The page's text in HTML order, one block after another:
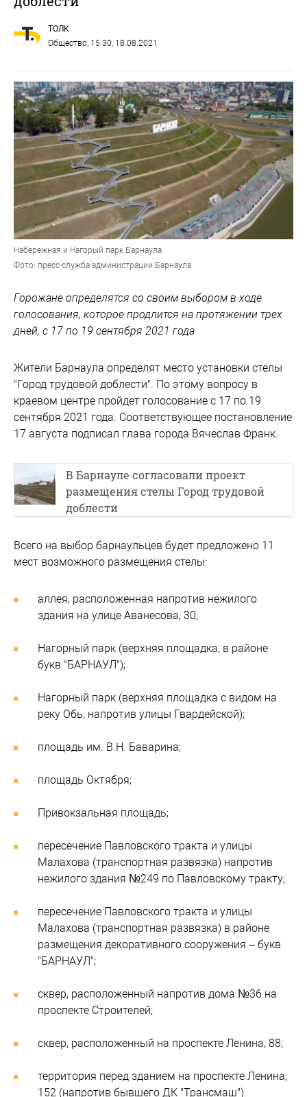
ТОЛК
Общество, 15:30, 18.08.2021
Набережная и Нагорый парк Барнаула
Фото: пресс-служба администрации Барнаула
Горожане определятся со своим выбором в ходе
голосования, которое продлится на протяжении трех
дней, с 17 по 19 сентября 2021 года
Жители Барнаула определят место установки стелы
"Город трудовой доблести". По этому вопросу в
краевом центре пройдет голосование с 17 по 19
сентября 2021 года. Соответствующее постановление
17 августа подписал глава города Вячеслав Франк.
В Барнауле согласовали проект
размещения стелы Город трудовой
доблести
Всего на выбор барнаульцев будет предложено 11
мест возможного размещения стелы:
аллея, расположенная напротив нежилого
здания на улице Аванесова, 30;
Нагорный парк (верхняя площадка, в районе
букв "БАРНАУЛ");
Нагорный парк (верхняя площадка с видом на
реку Обь, напротив улицы Гвардейской);
площадь им. В.Н. Баварина;
площадь Октября;
Привокзальная площадь;
пересечение Павловского тракта и улицы
Малахова (транспортная развязка) напротив
нежилого здания №249 по Павловскому тракту;
пересечение Павловского тракта и улицы
Малахова (транспортная развязка) в районе
размещения декоративного сооружения – букв
"БАРНАУЛ";
сквер, расположенный напротив дома №36 на
проспекте Строителей;
сквер, расположенный на проспекте Ленина, 88;
территория перед зданием на проспекте Ленина,
152 (напротив бывшего ДК "Трансмаш").